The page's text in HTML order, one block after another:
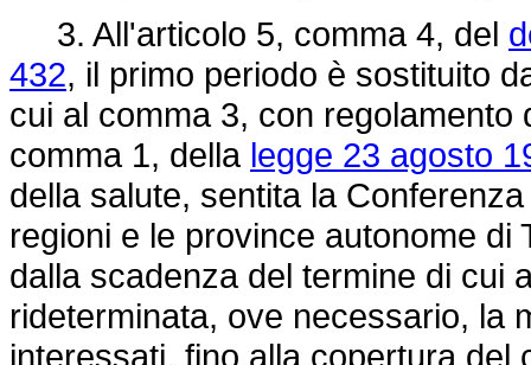
3. All'articolo 5, comma 4, del
432, il primo periodo è sostituito
cui al comma 3, con
comma 1, della legge 23 agosto
della salute, sentita la
regioni e le province autonome
dalla scadenza del termine di cui
rideterminata, ove necessario, la
interessati, fino alla copertura del